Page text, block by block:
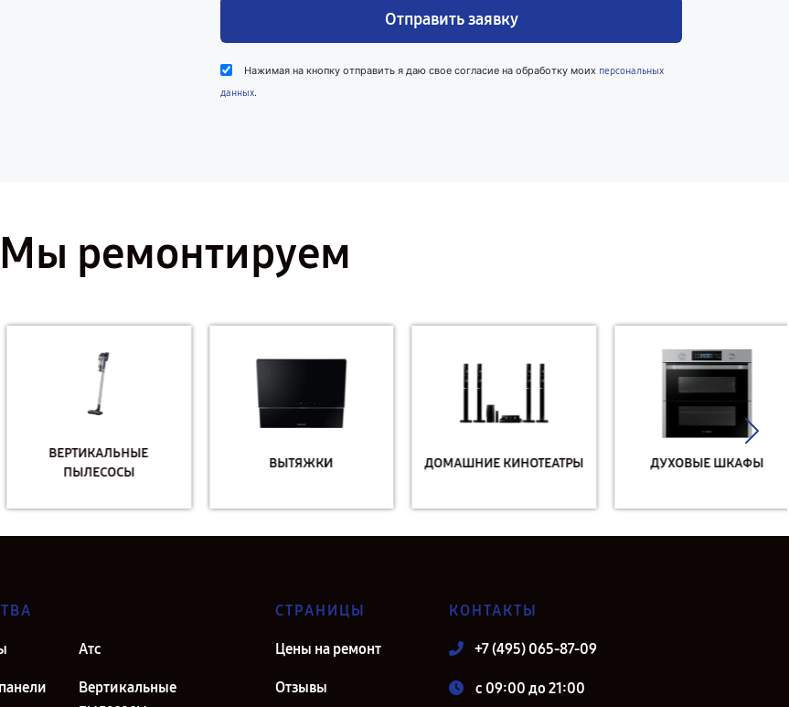
Отправить заявку
Нажимая на кнопку отправить я даю свое согласие на обработку моих персональных
данных.
Мы ремонтируем
ВЕРТИКАЛЬНЫЕ
ПЫЛЕСОСЫ
ВЫТЯЖКИ ДОМАШНИЕ КИНОТЕАТРЫ ДУХОВЫЕ ШКАФЫ
Атс
Вертикальные
СТРАНИЦЫ
Цены на ремонт
Отзывы
КОНТАКТЫ
+7 (495) 065-87-09
c 09:00 до 21:00